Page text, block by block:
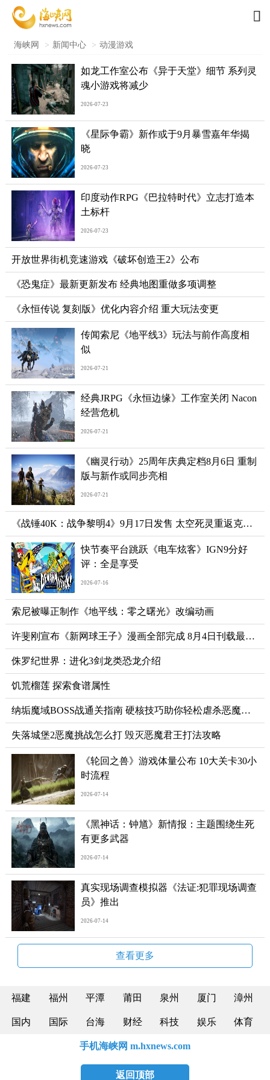

海峡网 > 新闻中心 > 动漫游戏
如龙工作室公布《异于天堂》细节 系列灵
魂小游戏将减少
2026-07-23
《星际争霸》新作或于9月暴雪嘉年华揭
晓
2026-07-23
印度动作RPG《巴拉特时代》立志打造本
土标杆
2026-07-23
开放世界街机竞速游戏《破坏创造王2》公布
《恐鬼症》最新更新发布 经典地图重做多项调整
《永恒传说 复刻版》优化内容介绍 重大玩法变更
传闻索尼《地平线3》玩法与前作高度相
似
2026-07-21
经典JRPG《永恒边缘》工作室关闭 Nacon
经营危机
2026-07-21
《幽灵行动》25周年庆典定档8月6日 重制
版与新作或同步亮相
2026-07-21
《战锤40K：战争黎明4》9月17日发售 太空死灵重返克洛诺斯
快节奏平台跳跃《电车炫客》IGN9分好
评：全是享受
2026-07-16
索尼被曝正制作《地平线：零之曙光》改编动画
许斐刚宣布《新网球王子》漫画全部完成 8月4日刊载最终话
侏罗纪世界：进化3剑龙类恐龙介绍
饥荒榴莲 探索食谱属性
纳垢魔域BOSS战通关指南 硬核技巧助你轻松虐杀恶魔亲王
失落城堡2恶魔挑战怎么打 毁灭恶魔君王打法攻略
《轮回之兽》游戏体量公布 10大关卡30小
时流程
2026-07-14
《黑神话：钟馗》新情报：主题围绕生死
有更多武器
2026-07-14
真实现场调查模拟器《法证:犯罪现场调查
员》推出
2026-07-14
查看更多
福建 福州 平潭 莆田 泉州 厦门 漳州
国内 国际 台海 财经 科技 娱乐 体育
手机海峡网 m.hxnews.com
返回顶部